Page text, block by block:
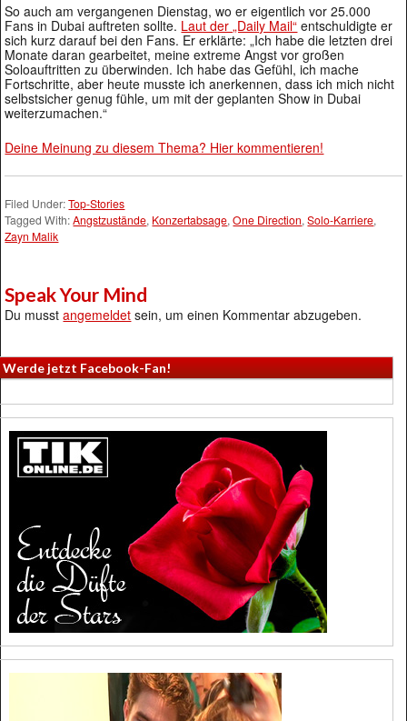
So auch am vergangenen Dienstag, wo er eigentlich vor 25.000
Fans in Dubai auftreten sollte. Laut der „Daily Mail“ entschuldigte er
sich kurz darauf bei den Fans. Er erklärte: „Ich habe die letzten drei
Monate daran gearbeitet, meine extreme Angst vor großen
Soloauftritten zu überwinden. Ich habe das Gefühl, ich mache
Fortschritte, aber heute musste ich anerkennen, dass ich mich nicht
selbstsicher genug fühle, um mit der geplanten Show in Dubai
weiterzumachen.“
Deine Meinung zu diesem Thema? Hier kommentieren!
Filed Under:Top-Stories
Tagged With:Angstzustände, Konzertabsage,One Direction,Solo-Karriere,
Zayn Malik
Speak Your Mind
Du musstangemeldet sein, um einen Kommentar abzugeben.
Werde jetzt Facebook-Fan!